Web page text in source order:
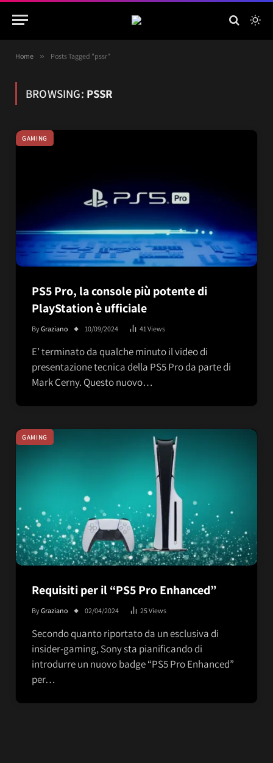
Home » Posts Tagged "pssr"
BROWSING: PSSR
GAMING
PS5 Pro, la console più potente di
PlayStation è ufficiale
ByGraziano 10/09/2024 41 Views
E’ terminato da qualche minuto il video di
presentazione tecnica della PS5 Pro da parte di
Mark Cerny. Questo nuovo…
GAMING
Requisiti per il “PS5 Pro Enhanced”
ByGraziano 02/04/2024 25Views
Secondo quanto riportato da un esclusiva di
insider-gaming, Sony sta pianificando di
introdurre un nuovo badge “PS5 Pro Enhanced”
per…